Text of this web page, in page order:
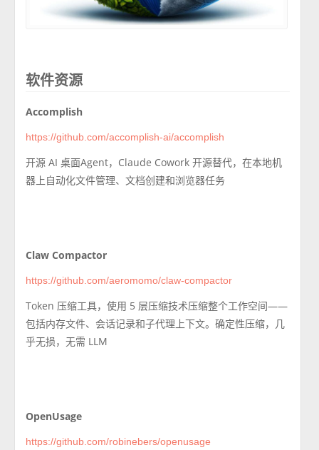
软件资源
Accomplish
https://github.com/accomplish-ai/accomplish
开源 AI 桌面Agent，Claude Cowork 开源替代，在本地机
器上自动化文件管理、文档创建和浏览器任务
Claw Compactor
https://github.com/aeromomo/claw-compactor
Token 压缩工具，使用 5 层压缩技术压缩整个工作空间——
包括内存文件、会话记录和子代理上下文。确定性压缩，几
乎无损，无需 LLM
OpenUsage
https://github.com/robinebers/openusage